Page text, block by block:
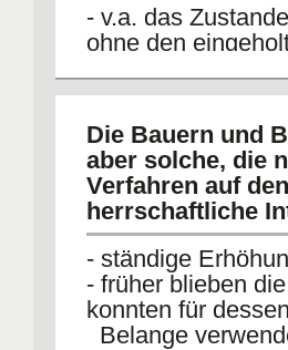
- v.a. das
ohne den
das Vertrauen in
Die Bauern und
aber solche, die
Verfahren auf
herrschaftliche
- ständige
- früher blieben
konnten für dessen
Belange